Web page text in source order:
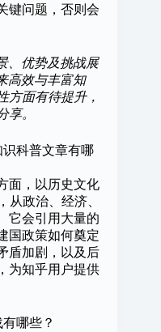
键问题，否则会
、优势及挑战展
高效与丰富知
方面有待提升，
享。
科普文章有哪
面，以历史文化
从政治、经济、
它会引用大量的
国政策如何奠定
盾加剧，以及后
为知乎用户提供
哪些？